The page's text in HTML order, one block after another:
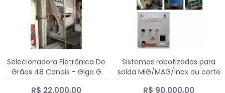
Selecionadora Eletrônica De
Grãos 48 Canais - Giga G
10000
R$ 22.000,00
Sistemas robotizados para
solda MIG/MAG/Inox ou corte
plasma
R$ 90.000,00